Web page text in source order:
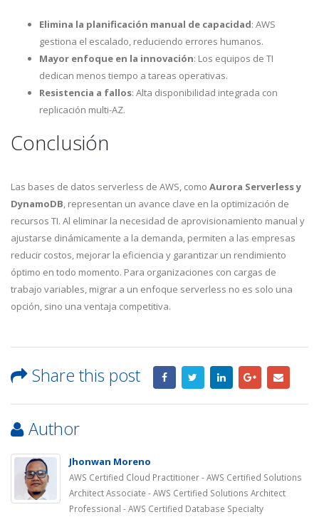
Elimina la planificación manual de capacidad: AWS
gestiona el escalado, reduciendo errores humanos.
Mayor enfoque en la innovación: Los equipos de TI
dedican menos tiempo a tareas operativas.
Resistencia a fallos: Alta disponibilidad integrada con
replicación multi-AZ.
Conclusión
Las bases de datos serverless de AWS, como Aurora Serverless y
DynamoDB, representan un avance clave en la optimización de
recursos TI. Al eliminar la necesidad de aprovisionamiento manual y
ajustarse dinámicamente a la demanda, permiten a las empresas
reducir costos, mejorar la eficiencia y garantizar un rendimiento
óptimo en todo momento. Para organizaciones con cargas de
trabajo variables, migrar a un enfoque serverless no es solo una
opción, sino una ventaja competitiva.
Share this post
Author
Jhonwan Moreno
AWS Certified Cloud Practitioner - AWS Certified Solutions
Architect Associate - AWS Certified Solutions Architect
Professional - AWS Certified Database Specialty